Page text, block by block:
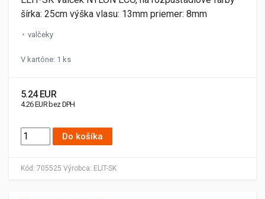
Kód: 705525 Výrobca: ELIT-SK
šírka: 25cm výška vlasu: 13mm priemer: 8mm
valčeky
V kartóne: 1 ks
5.24 EUR
4.26 EUR bez DPH
Do košíka